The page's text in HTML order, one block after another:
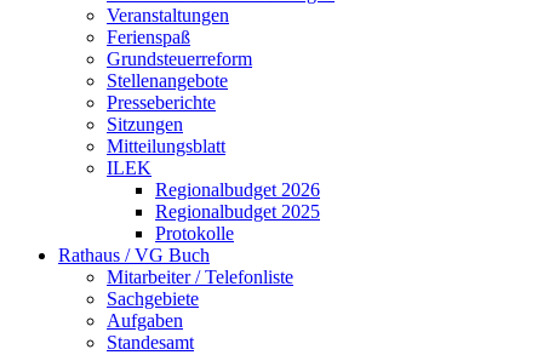
Veranstaltungen
Ferienspaß
Grundsteuerreform
Stellenangebote
Presseberichte
Sitzungen
Mitteilungsblatt
ILEK
Regionalbudget 2026
Regionalbudget 2025
Protokolle
Rathaus / VG Buch
Mitarbeiter / Telefonliste
Sachgebiete
Aufgaben
Standesamt